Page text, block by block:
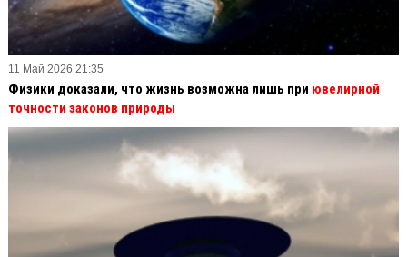
11 Май 2026 21:35
Физики доказали, что жизнь возможна лишь при ювелирной
точности законов природы